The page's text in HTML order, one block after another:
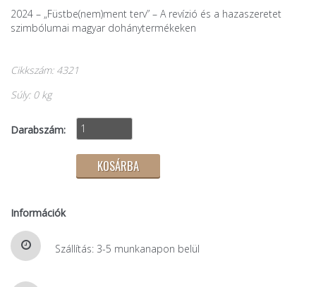
2024 – „Füstbe(nem)ment terv” – A revízió és a hazaszeretet
szimbólumai magyar dohánytermékeken
Cikkszám: 4321
Súly: 0 kg
Darabszám:
Információk
Szállítás: 3-5 munkanapon belül